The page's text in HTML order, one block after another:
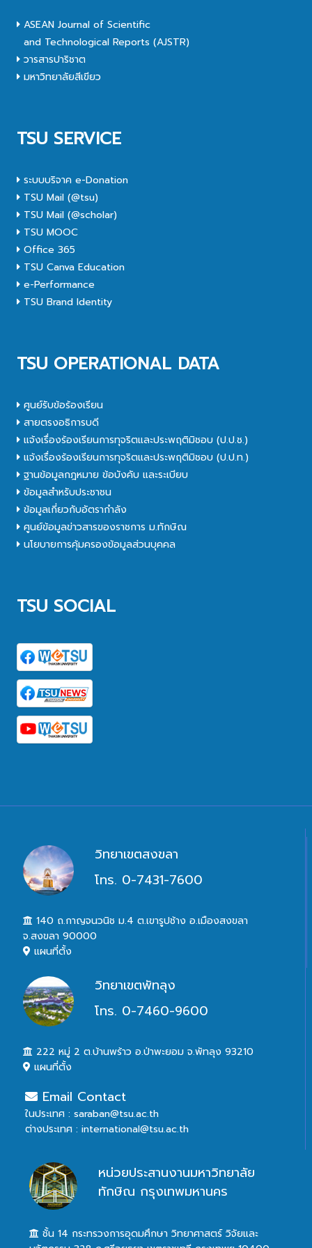
ASEAN Journal of Scientific
and Technological Reports (AJSTR)
วารสารปาริชาต
มหาวิทยาลัยสีเขียว
TSU SERVICE
ระบบบริจาค e-Donation
TSU Mail (@tsu)
TSU Mail (@scholar)
TSU MOOC
Office 365
TSU Canva Education
e-Performance
TSU Brand Identity
TSU OPERATIONAL DATA
ศูนย์รับข้อร้องเรียน
สายตรงอธิการบดี
แจ้งเรื่องร้องเรียนการทุจริตและประพฤติมิชอบ (ป.ป.ช.)
แจ้งเรื่องร้องเรียนการทุจริตและประพฤติมิชอบ (ป.ป.ท.)
ฐานข้อมูลกฎหมาย ข้อบังคับ และระเบียบ
ข้อมูลสำหรับประชาชน
ข้อมูลเกี่ยวกับอัตรากำลัง
ศูนย์ข้อมูลข่าวสารของราชการ ม.ทักษิณ
นโยบายการคุ้มครองข้อมูลส่วนบุคคล
TSU SOCIAL
วิทยาเขตสงขลา
โทร. 0-7431-7600
140 ถ.กาญจนวนิช ม.4 ต.เขารูปช้าง อ.เมืองสงขลา
จ.สงขลา 90000
แผนที่ตั้ง
วิทยาเขตพัทลุง
โทร. 0-7460-9600
222 หมู่ 2 ต.บ้านพร้าว อ.ป่าพะยอม จ.พัทลุง 93210
แผนที่ตั้ง
Email Contact
ในประเทศ : saraban@tsu.ac.th
ต่างประเทศ : international@tsu.ac.th
หน่วยประสานงานมหาวิทยาลัย
ทักษิณ กรุงเทพมหานคร
ชั้น 14 กระทรวงการอุดมศึกษา วิทยาศาสตร์ วิจัยและ